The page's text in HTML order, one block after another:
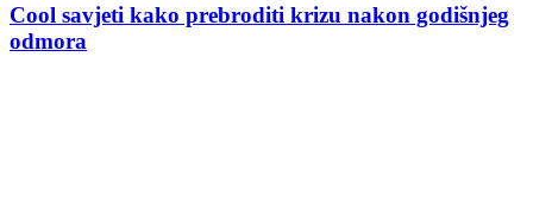
Cool savjeti kako prebroditi krizu nakon godišnjeg
odmora